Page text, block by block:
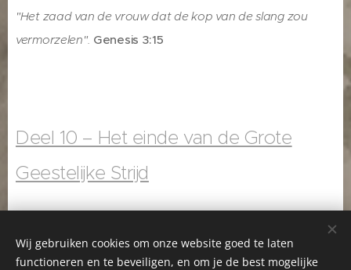
"Het zaad van de vrouw dat de kop van de slang zou
vermorzelen". Genesis 3:15
Deel 10 – Het einde van de Grote
Geestelijke Strijd
Wij gebruiken cookies om onze website goed te laten
functioneren en te beveiligen, en om je de best mogelijke